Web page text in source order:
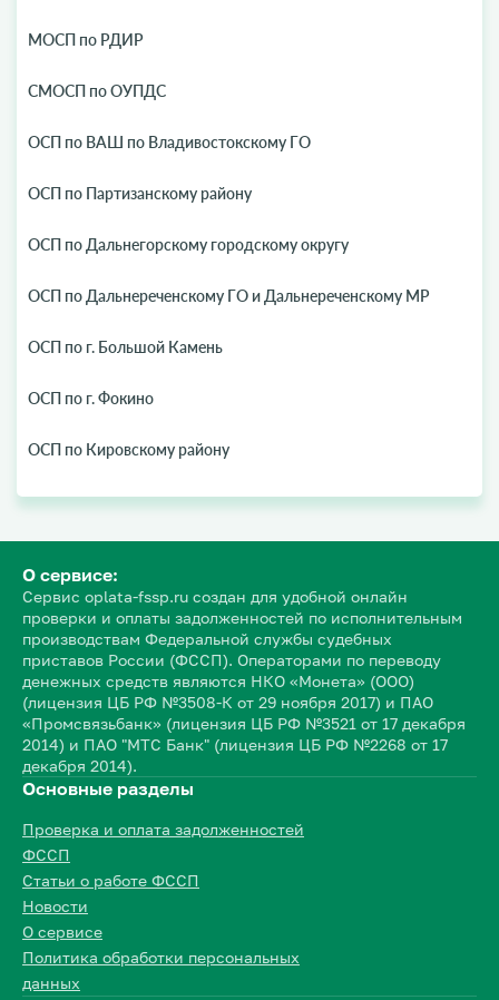
МОСП по РДИР
СМОСП по ОУПДС
ОСП по ВАШ по Владивостокскому ГО
ОСП по Партизанскому району
ОСП по Дальнегорскому городскому округу
ОСП по Дальнереченскому ГО и Дальнереченскому МР
ОСП по г. Большой Камень
ОСП по г. Фокино
ОСП по Кировскому району
О сервисе:
Сервис oplata-fssp.ru создан для удобной онлайн
проверки и оплаты задолженностей по исполнительным
производствам Федеральной службы судебных
приставов России (ФССП). Операторами по переводу
денежных средств являются НКО «Монета» (ООО)
(лицензия ЦБ РФ №3508-К от 29 ноября 2017) и ПАО
«Промсвязьбанк» (лицензия ЦБ РФ №3521 от 17 декабря
2014) и ПАО "МТС Банк" (лицензия ЦБ РФ №2268 от 17
декабря 2014).
Основные разделы
Проверка и оплата задолженностей
ФССП
Статьи о работе ФССП
Новости
О сервисе
Политика обработки персональных
данных